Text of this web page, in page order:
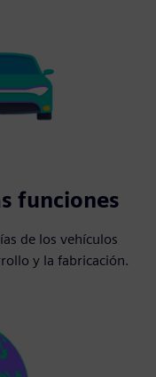
funciones
de los vehículos
y la fabricación.